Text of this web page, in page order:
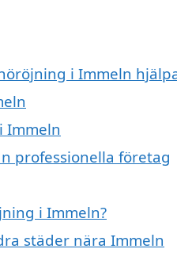
i Immeln
Immeln
professionella företag
i Immeln?
städer nära Immeln